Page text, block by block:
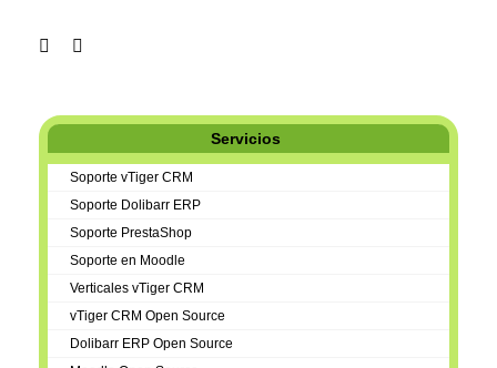
Servicios
Soporte vTiger CRM
Soporte Dolibarr ERP
Soporte PrestaShop
Soporte en Moodle
Verticales vTiger CRM
vTiger CRM Open Source
Dolibarr ERP Open Source